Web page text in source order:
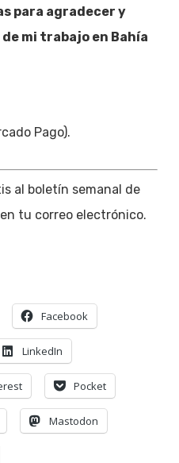
para agradecer y
mi trabajo en Bahía
Pago).
al boletín semanal de
tu correo electrónico.
Facebook
LinkedIn
Pocket
Mastodon